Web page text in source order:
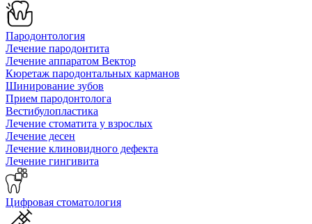
Пародонтология
Лечение пародонтита
Лечение аппаратом Вектор
Кюретаж пародонтальных карманов
Шинирование зубов
Прием пародонтолога
Вестибулопластика
Лечение стоматита у взрослых
Лечение десен
Лечение клиновидного дефекта
Лечение гингивита
Цифровая стоматология